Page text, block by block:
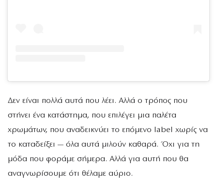
Δεν είναι πολλά αυτά που λέει. Αλλά ο τρόπος που
στήνει ένα κατάστημα, που επιλέγει μια παλέτα
χρωμάτων, που αναδεικνύει το επόμενο label χωρίς να
το καταδείξει — όλα αυτά μιλούν καθαρά. Όχι για τη
μόδα που φοράμε σήμερα. Αλλά για αυτή που θα
αναγνωρίσουμε ότι θέλαμε αύριο.